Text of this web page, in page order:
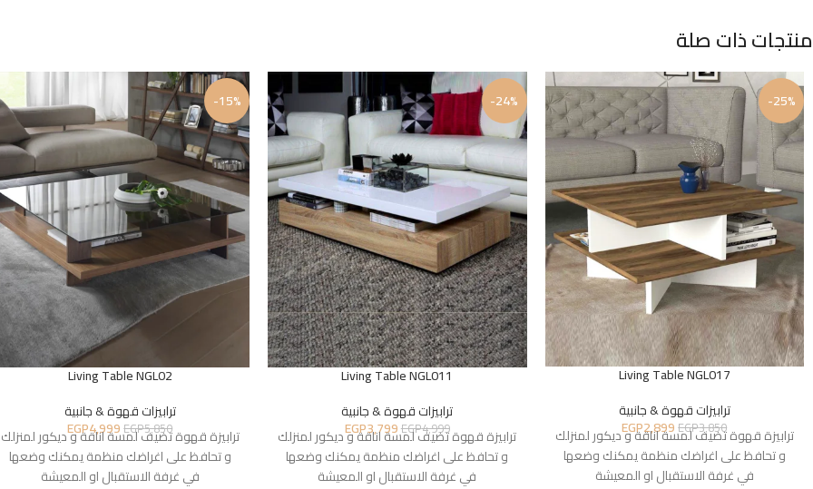
منتجات ذات صلة
-25%
Living Table NGL017
ترابيزات قهوة & جانبية
EGP3,850
EGP2,899
ترابيزة قهوة تضيف لمسة اناقة و ديكور لمنزلك
و تحافظ على اغراضك منظمة يمكنك وضعها
في غرفة الاستقبال او المعيشة
-24%
Living Table NGL011
ترابيزات قهوة & جانبية
EGP4,999
EGP3,799
ترابيزة قهوة تضيف لمسة اناقة و ديكور لمنزلك
و تحافظ على اغراضك منظمة يمكنك وضعها
في غرفة الاستقبال او المعيشة
-15%
Living Table NGL02
ترابيزات قهوة & جانبية
EGP5,850
EGP4,999
ترابيزة قهوة تضيف لمسة اناقة و ديكور لمنزلك
و تحافظ على اغراضك منظمة يمكنك وضعها
في غرفة الاستقبال او المعيشة